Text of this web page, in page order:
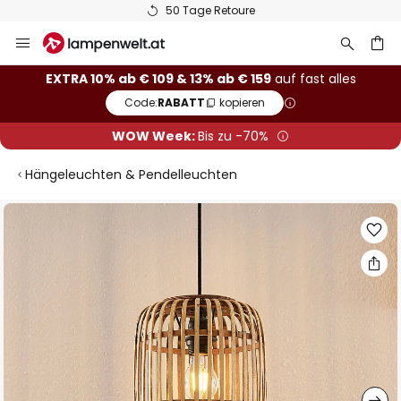
50 Tage Retoure
Inhalt
springen
EXTRA 10% ab € 109 & 13% ab € 159auf fast alles
Code:RABATT kopieren
WOW Week:Bis zu -70%
Hängeleuchten & Pendelleuchten
Zum
springen